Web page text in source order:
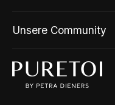
Unsere Community